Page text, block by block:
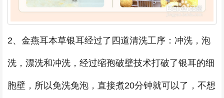
2、金燕耳本草银耳经过了四道清洗工序：冲洗，泡
洗，漂洗和冲洗，经过缩孢破壁技术打破了银耳的细
胞壁，所以免洗免泡，直接煮20分钟就可以了，不想